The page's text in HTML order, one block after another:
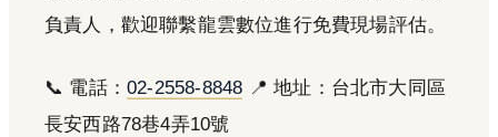
負責人，歡迎聯繫龍雲數位進行免費現場評估。
📞 電話：02-2558-8848 📍 地址：台北市大同區
長安西路78巷4弄10號